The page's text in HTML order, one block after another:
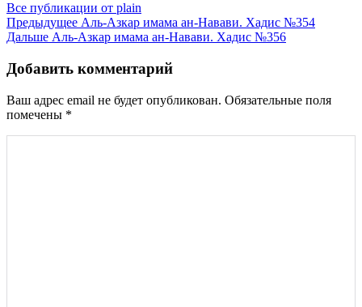
Все публикации от plain
Навигация
по
записям
Предыдущее Аль-Азкар имама ан-Навави. Хадис №354
Дальше Аль-Азкар имама ан-Навави. Хадис №356
Добавить комментарий
Ваш адрес email не будет опубликован. Обязательные поля
помечены *